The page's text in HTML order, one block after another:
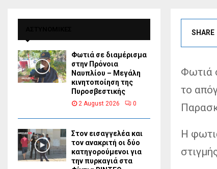
SHARE
Φωτιά
το
Η
Φωτιά σε διαμέρισμα
στην Πρόνοια
Ναυπλίου – Μεγάλη
κινητοποίηση της
Πυροσβεστικής
2 August 2026 0
Στον εισαγγελέα και
τον ανακριτή οι δύο
κατηγορούμενοι για
την πυρκαγιά στα